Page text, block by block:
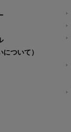
について）